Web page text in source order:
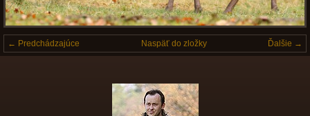
← Predchádzajúce Ďalšie →
Naspäť do zložky